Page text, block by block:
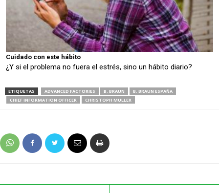
Cuidado con este hábito
¿Y si el problema no fuera el estrés, sino un hábito diario?
ETIQUETAS ADVANCED FACTORIES B. BRAUN
B. BRAUN ESPAÑA
CHIEF INFORMATION OFFICER
CHRISTOPH MÜLLER